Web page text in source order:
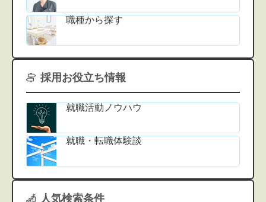
職種から探す
採用お役立ち情報
就職活動ノウハウ
就職・転職体験談
人気検索条件